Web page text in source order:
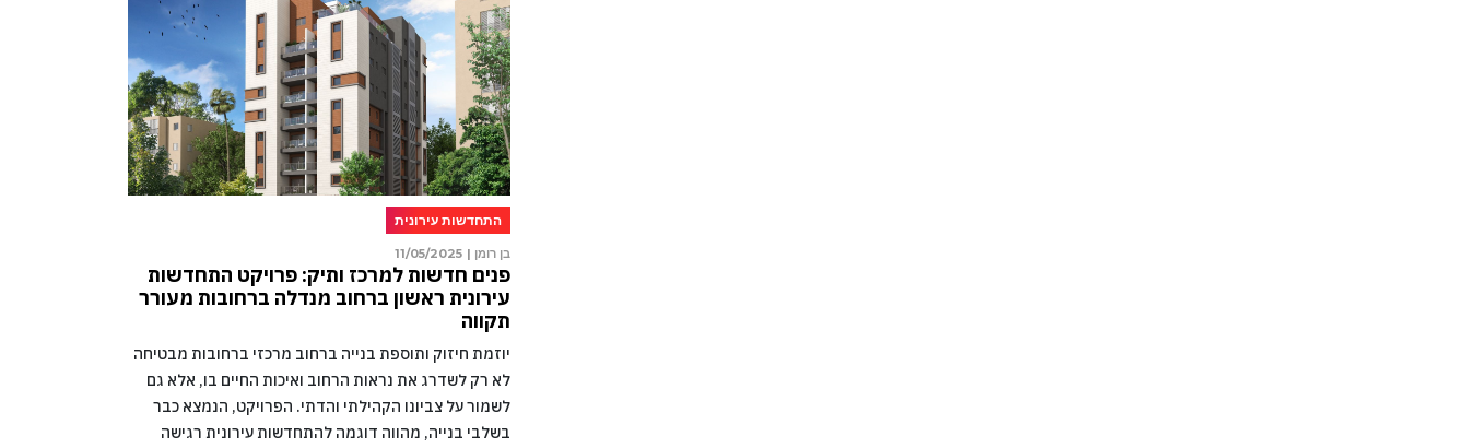
התחדשות עירונית
בן רומן | 11/05/2025
פנים חדשות למרכז ותיק: פרויקט התחדשות
עירונית ראשון ברחוב מנדלה ברחובות מעורר
תקווה
יוזמת חיזוק ותוספת בנייה ברחוב מרכזי ברחובות מבטיחה
לא רק לשדרג את נראות הרחוב ואיכות החיים בו, אלא גם
לשמור על צביונו הקהילתי והדתי. הפרויקט, הנמצא כבר
בשלבי בנייה, מהווה דוגמה להתחדשות עירונית רגישה